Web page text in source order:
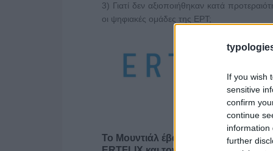
If you wish
sensitive
confirm
continue
information
further
3) Γιατί δεν αξιοποιήθηκαν κατά
οι ψηφιακές ομάδες της ΕΡΤ;
Το Μουντιάλ έβαλε γκολ στις θεάσεις